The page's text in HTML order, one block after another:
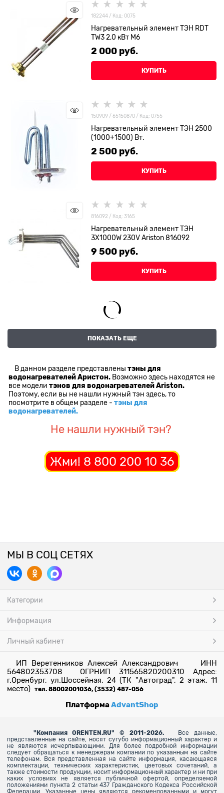
182244 / Код: 0075
Нагревательный элемент ТЭН RDT
TW3 2,0 кВт М6
2 000 руб.
КУПИТЬ
150909 / 65150870 / Код: 0755
Нагревательный элемент ТЭН 2500
(1000+1500) Вт.
2 500 руб.
КУПИТЬ
816092 / Код: 3165
Нагревательный элемент ТЭН
3X1000W 230V Ariston 816092
9 500 руб.
КУПИТЬ
ПОКАЗАТЬ ЕЩЕ
В данном разделе представленытэны для
водонагревателей Аристон. Возможно здесь находятся не
все моделитэнов для водонагревателей Ariston.
Поэтому, если вы не нашли нужный тэн здесь, то
посмотрите в общем разделе -тэны для
водонагревателей.
Не нашли нужный тэн?
Жми! 8 800 200 10 36
МЫ В СОЦ СЕТЯХ
Категории
Информация
Личный кабинет
ИП Веретенников Алексей Александрович ИНН
564802353708 ОГРНИП 311565820200310 Адрес:
г.Оренбург, ул.Шоссейная, 24 (ТК "Автоград", 2 этаж, 11
место) тел. 88002001036, (3532) 487-056
ПлатформаAdvantShop
" Компания ORENTEN.RU" © 2011-2026.
Все данные,
представленные на сайте, носят сугубо информационный характер и
не являются исчерпывающими. Для более подробной информации
следует обращаться к менеджерам компании по указанным на сайте
телефонам. Вся представленная на сайте информация, касающаяся
комплектации, технических характеристик, цветовых сочетаний, а
также стоимости продукции, носит информационный характер и ни при
каких условиях не является публичной офертой, определяемой
положениями пункта 2 статьи 437 Гражданского Кодекса Российской
Федерации. Указанные цены являются рекомендованными и могут